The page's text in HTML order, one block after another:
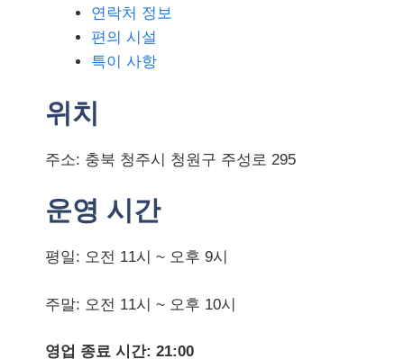
연락처 정보
편의 시설
특이 사항
위치
주소: 충북 청주시 청원구 주성로 295
운영 시간
평일: 오전 11시 ~ 오후 9시
주말: 오전 11시 ~ 오후 10시
영업 종료 시간: 21:00